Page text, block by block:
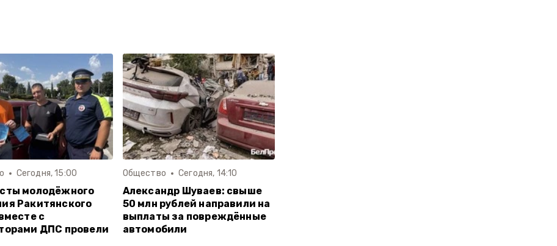
Сегодня, 15:00
молодёжного
Ракитянского
с
ДПС провели
Общество Сегодня, 14:10
Александр Шуваев: свыше
50 млн рублей направили на
выплаты за повреждённые
автомобили